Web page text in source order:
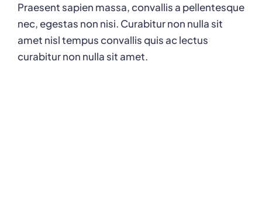
Praesent sapien massa, convallis a pellentesque
nec, egestas non nisi. Curabitur non nulla sit
amet nisl tempus convallis quis ac lectus
curabitur non nulla sit amet.